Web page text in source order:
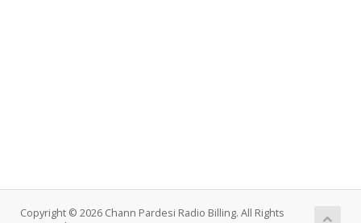
Copyright © 2026 Chann Pardesi Radio Billing. All Rights